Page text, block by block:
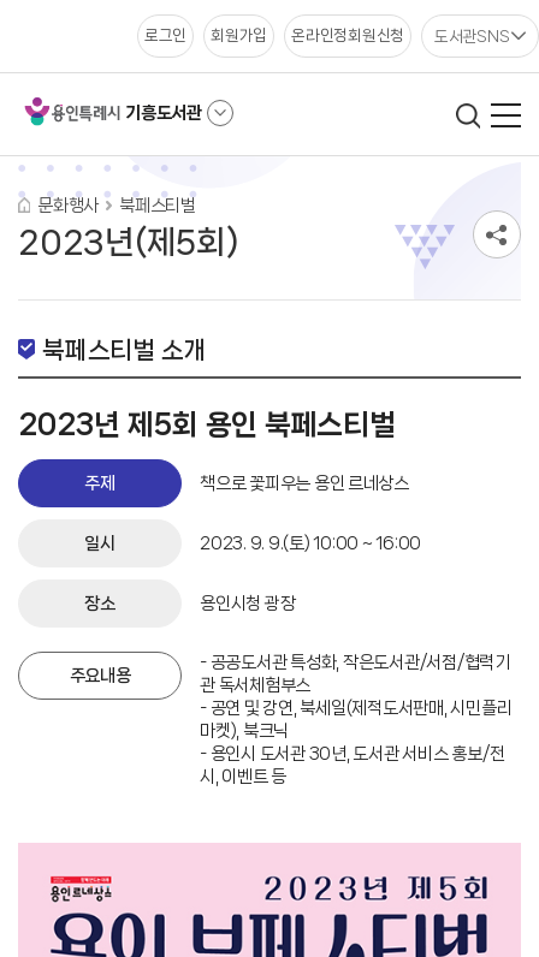
기흥도서관
로그인 회원가입 온라인정회원신청 도서관SNS
문화행사 북페스티벌
2023년(제5회)
북페스티벌 소개
2023년 제5회 용인 북페스티벌
주제 책으로 꽃피우는 용인 르네상스
일시 2023. 9. 9.(토) 10:00 ~ 16:00
장소 용인시청 광장
주요내용
- 공공도서관 특성화, 작은도서관/서점/협력기
관 독서체험부스
- 공연 및 강연, 북세일(제적도서판매, 시민플리
마켓), 북크닉
- 용인시 도서관 30년, 도서관 서비스 홍보/전
시, 이벤트 등